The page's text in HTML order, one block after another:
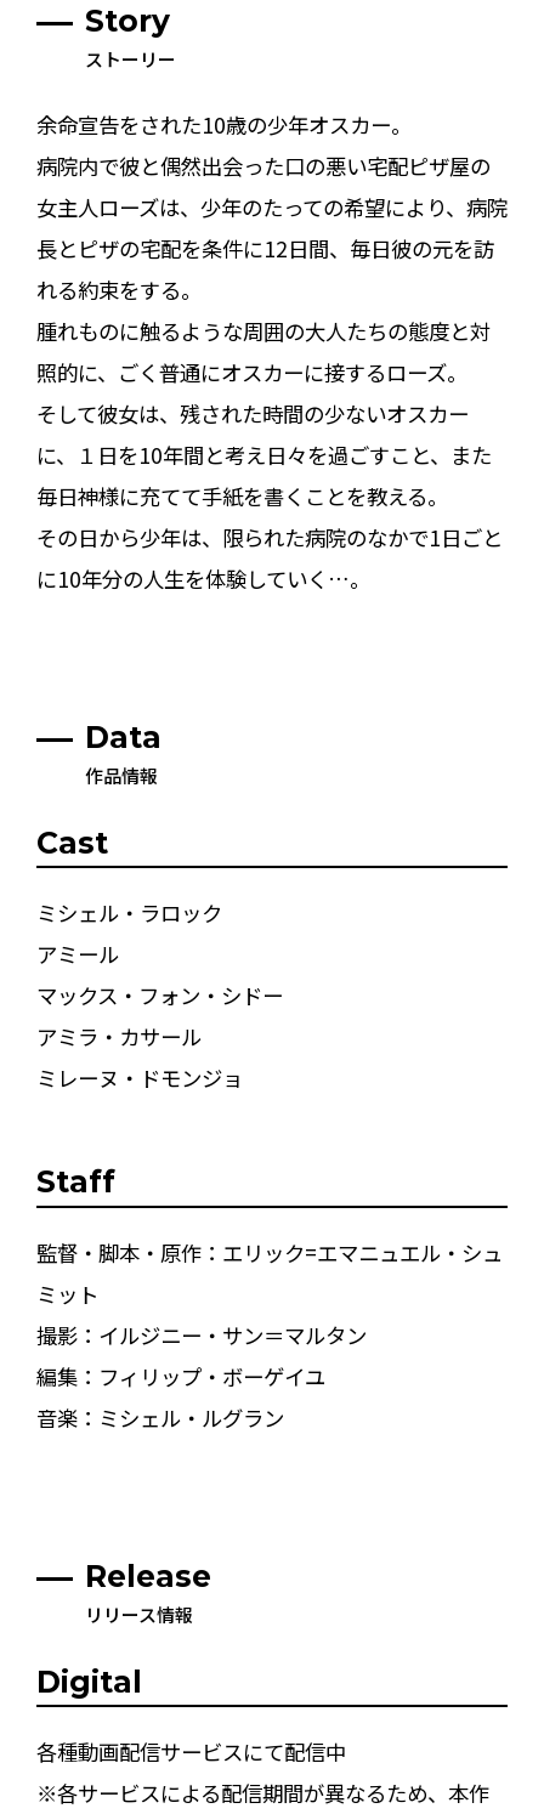
Story
ストーリー
余命宣告をされた10歳の少年オスカー。
病院内で彼と偶然出会った口の悪い宅配ピザ屋の
女主人ローズは、少年のたっての希望により、病院
長とピザの宅配を条件に12日間、毎日彼の元を訪
れる約束をする。
腫れものに触るような周囲の大人たちの態度と対
照的に、ごく普通にオスカーに接するローズ。
そして彼女は、残された時間の少ないオスカー
に、１日を10年間と考え日々を過ごすこと、また
毎日神様に充てて手紙を書くことを教える。
その日から少年は、限られた病院のなかで1日ごと
に10年分の人生を体験していく…。
Data
作品情報
Cast
ミシェル・ラロック
アミール
マックス・フォン・シドー
アミラ・カサール
ミレーヌ・ドモンジョ
Staff
監督・脚本・原作：エリック=エマニュエル・シュ
ミット
撮影：イルジニー・サン＝マルタン
編集：フィリップ・ボーゲイユ
音楽：ミシェル・ルグラン
Release
リリース情報
Digital
各種動画配信サービスにて配信中
※各サービスによる配信期間が異なるため、本作